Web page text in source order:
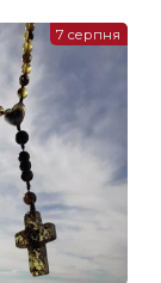
7 серпня